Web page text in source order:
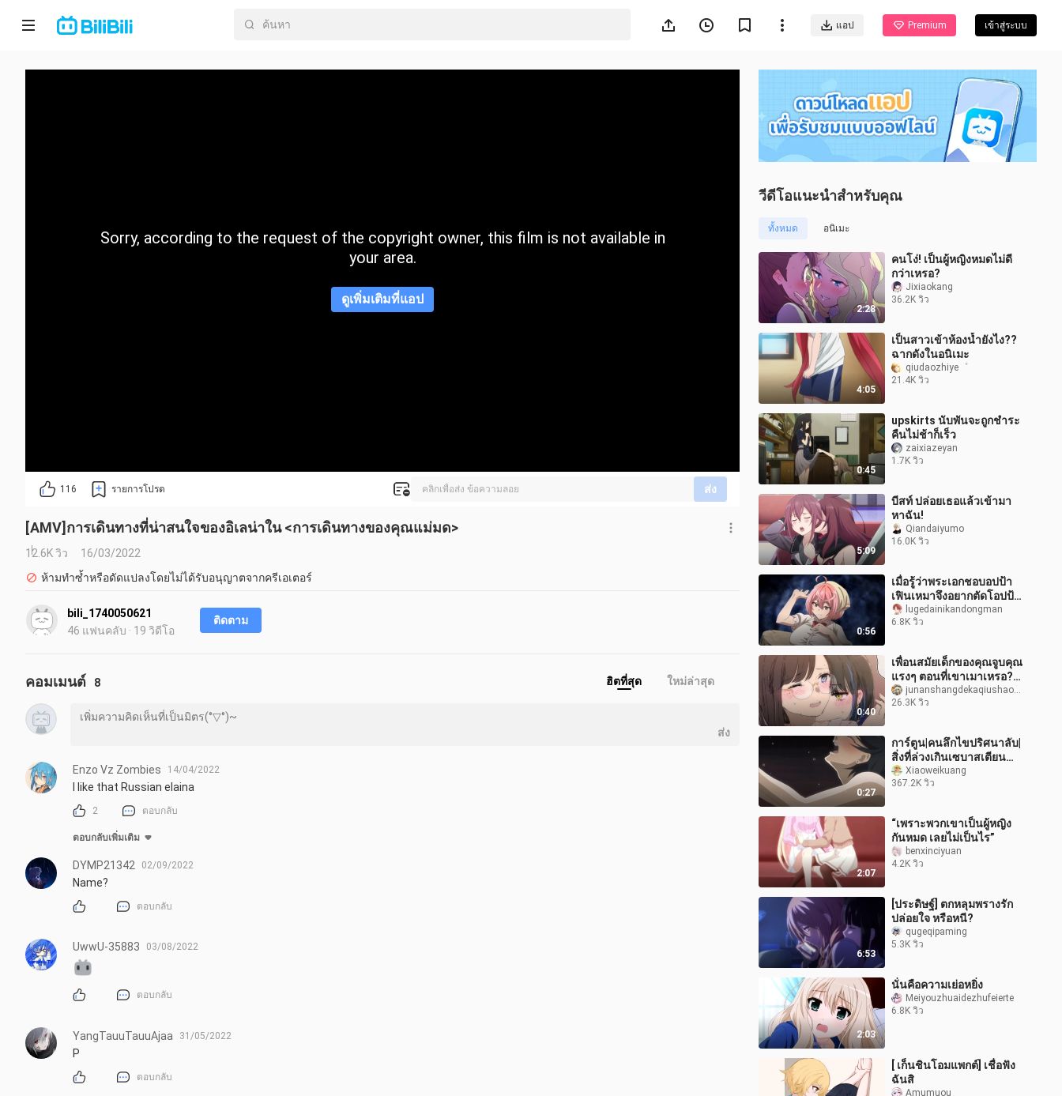
แอป Premium เข้าสู่ระบบ
หน้า
Sorry, according to the request of the copyright owner, this film is not available in
your area.
ดูเพิ่มเติมที่แอป
116 รายการโปรด ส่ง
[AMV]การเดินทางที่น่าสนใจของอิเลน่าใน <การเดินทางของคุณแม่มด>
12.6K วิว
16/03/2022
ห้ามทำซ้ำหรือดัดแปลงโดยไม่ได้รับอนุญาตจากครีเอเตอร์
bili_1740050621
46 แฟนคลับ · 19 วิดีโอ
ติดตาม
วีดีโอแนะนำสำหรับคุณ
ทั้งหมด อนิเมะ
2:28
คนโง่! เป็นผู้หญิงหมดไม่ดี
กว่าเหรอ?
Jixiaokang
36.2K วิว
4:05
เป็นสาวเข้าห้องน้ำยังไง??
ฉากดังในอนิเมะ
qiudaozhiye゜
21.4K วิว
0:45
upskirts นับพันจะถูกชำระ
คืนไม่ช้าก็เร็ว
zaixiazeyan
1.7K วิว
5:09
บีสท์ ปล่อยเธอแล้วเข้ามา
หาฉัน!
Qiandaiyumo
16.0K วิว
0:56
เมื่อรู้ว่าพระเอกชอบอปป้า
เฟินเหมาจึงอยากตัดโอปป้า
ออกทันที!
lugedainikandongman
6.8K วิว
0:40
เพื่อนสมัยเด็กของคุณจูบคุณ
แรงๆ ตอนที่เขาเมาเหรอ?
จริงหรือ
junanshangdekaqiushaofficial
26.3K วิว
0:27
การ์ตูน|คนลึกไขปริศนาลับ|
สิ่งที่ล่วงเกินเซบาสเตียนทำ
กับชิเอล
Xiaoweikuang
367.2K วิว
2:07
“เพราะพวกเขาเป็นผู้หญิง
กันหมด เลยไม่เป็นไร”
benxinciyuan
4.2K วิว
6:53
[ประดิษฐ์] ตกหลุมพรางรัก
ปล่อยใจ หรือหนี?
qugeqipaming
5.3K วิว
2:03
นั่นคือความเย่อหยิ่ง
Meiyouzhuaidezhufeierte
6.8K วิว
[ เก็นชินโอมแพกต์] เชื่อฟัง
ฉันสิ
Amumuou
คอมเมนต์ 8 ฮิตที่สุด ใหม่ล่าสุด
ส่ง
Enzo Vz Zombies 14/04/2022
I like that Russian elaina
2 ตอบกลับ
ตอบกลับเพิ่มเติม
DYMP21342 02/09/2022
Name?
ตอบกลับ
UwwU-35883 03/08/2022
ตอบกลับ
YangTauuTauuAjaa 31/05/2022
P
ตอบกลับ